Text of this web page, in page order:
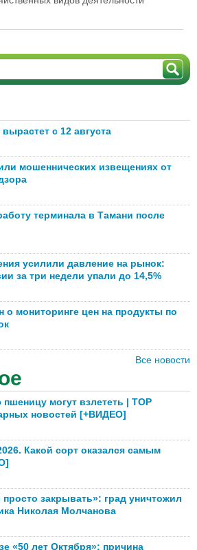
с 12 августа
мошеннических извещениях от
терминала в Тамани после
усилили давление на рынок:
за три недели упали до 14,5%
о мониторинге цен на продукты по
Все новости
могут взлететь | TOP
новостей [+ВИДЕО]
Какой сорт оказался самым
закрывать»: град уничтожил
Николая Молчанова
«50 лет Октября»: причина